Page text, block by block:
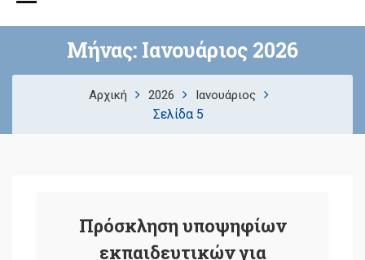
Μήνας: Ιανουάριος 2026
Αρχική 2026 Ιανουάριος
Σελίδα 5
Πρόσκληση υποψηφίων
εκπαιδευτικών για